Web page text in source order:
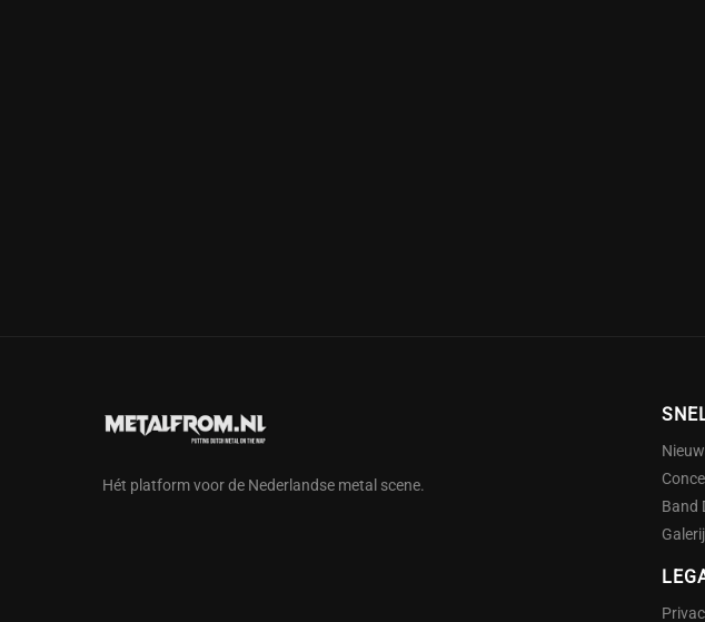
Hét platform voor de Nederlandse metal scene.
Band
Galerij